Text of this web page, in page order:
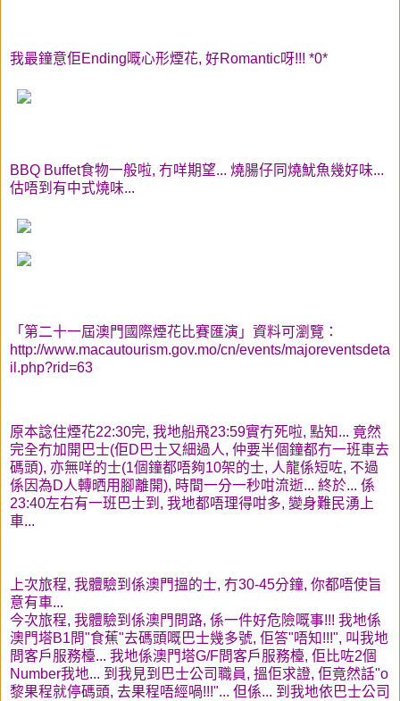
我最鐘意佢Ending嘅心形煙花, 好Romantic呀!!! *0*
BBQ Buffet食物一般啦, 冇咩期望... 燒腸仔同燒魷魚幾好味...
估唔到有中式燒味...
「第二十一屆澳門國際煙花比賽匯演」資料可瀏覽：
http://www.macautourism.gov.mo/cn/events/majoreventsdeta
il.php?rid=63
原本諗住煙花22:30完, 我地船飛23:59實冇死啦, 點知... 竟然
完全冇加開巴士(佢D巴士又細過人, 仲要半個鐘都冇一班車去
碼頭), 亦無咩的士(1個鐘都唔夠10架的士, 人龍係短咗, 不過
係因為D人轉晒用腳離開), 時間一分一秒咁流逝... 終於... 係
23:40左右有一班巴士到, 我地都唔理得咁多, 變身難民湧上
車...
上次旅程, 我體驗到係澳門搵的士, 冇30-45分鐘, 你都唔使旨
意有車...
今次旅程, 我體驗到係澳門問路, 係一件好危險嘅事!!! 我地係
澳門塔B1問"食蕉"去碼頭嘅巴士幾多號, 佢答"唔知!!!", 叫我地
問客戶服務檯... 我地係澳門塔G/F問客戶服務檯, 佢比咗2個
Number我地... 到我見到巴士公司職員, 搵佢求證, 佢竟然話"o
黎果程就停碼頭, 去果程唔經喎!!!"... 但係... 到我地依巴士公司